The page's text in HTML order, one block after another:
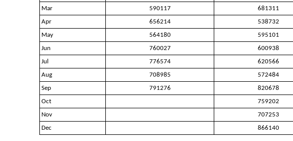
Mar
590117 681311
Apr
656214 538732
May
564180 595101
Jun
760027 600938
Jul
776574 620566
Aug
708985 572484
Sep
791276 820678
Oct
759202
Nov
707253
Dec
866140